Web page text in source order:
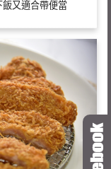
又適合帶便當